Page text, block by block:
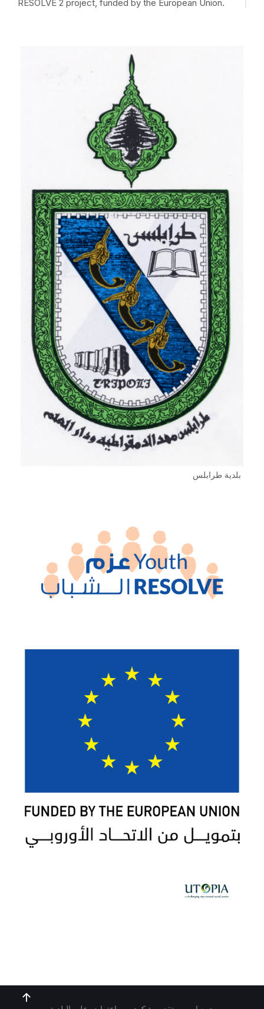
RESOLVE 2 project, funded by the European Union.
بلدية طرابلس